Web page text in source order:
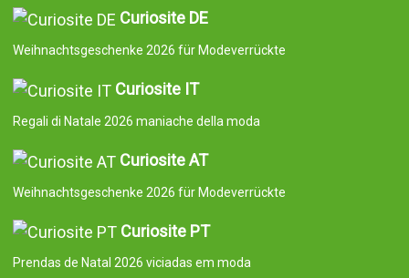
Curiosite DE
Weihnachtsgeschenke 2026 für Modeverrückte
Curiosite IT
Regali di Natale 2026 maniache della moda
Curiosite AT
Weihnachtsgeschenke 2026 für Modeverrückte
Curiosite PT
Prendas de Natal 2026 viciadas em moda